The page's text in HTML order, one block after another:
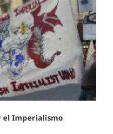
el Imperialismo